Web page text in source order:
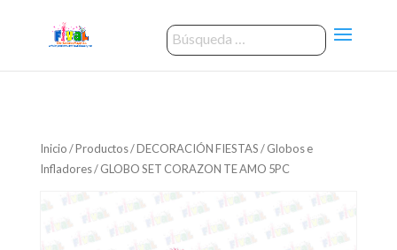
Inicio/Productos/DECORACIÓN FIESTAS/Globos e
Infladores/ GLOBO SET CORAZON TE AMO 5PC